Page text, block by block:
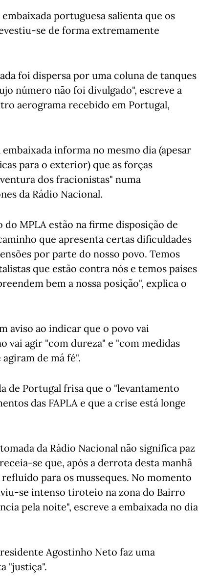
portuguesa salienta que os
se de forma extremamente
foi dispersa por uma coluna de tanques
número não foi divulgado", escreve a
aerograma recebido em Portugal,
informa no mesmo dia (apesar
para o exterior) que as forças
dos fracionistas" numa
da Rádio Nacional.
MPLA estão na firme disposição de
que apresenta certas dificuldades
por parte do nosso povo. Temos
que estão contra nós e temos países
bem a nossa posição", explica o
aviso ao indicar que o povo vai
vai agir "com dureza" e "com medidas
de má fé".
de Portugal frisa que o "levantamento
das FAPLA e que a crise está longe
da Rádio Nacional não significa paz
se que, após a derrota desta manhã
para os musseques. No momento
se intenso tiroteio na zona do Bairro
pela noite", escreve a embaixada no dia
Agostinho Neto faz uma
"justiça".